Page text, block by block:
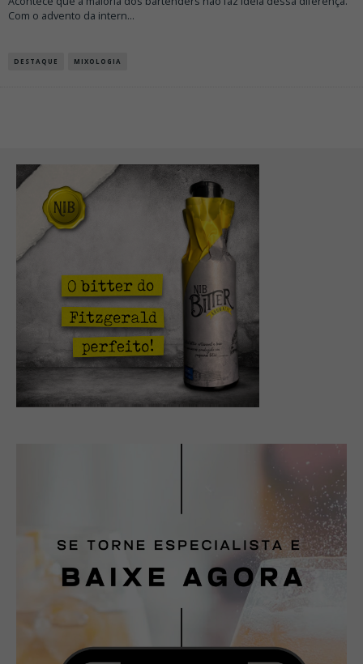
Com o advento da intern...
DESTAQUE MIXOLOGIA